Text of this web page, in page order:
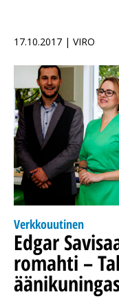
17.10.2017 | VIRO
Verkkouutinen
Edgar
romahti –